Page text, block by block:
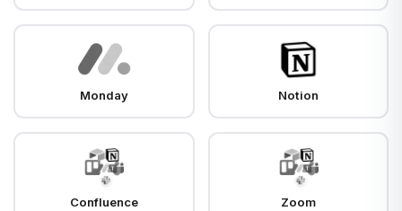
Monday Notion
Confluence Zoom